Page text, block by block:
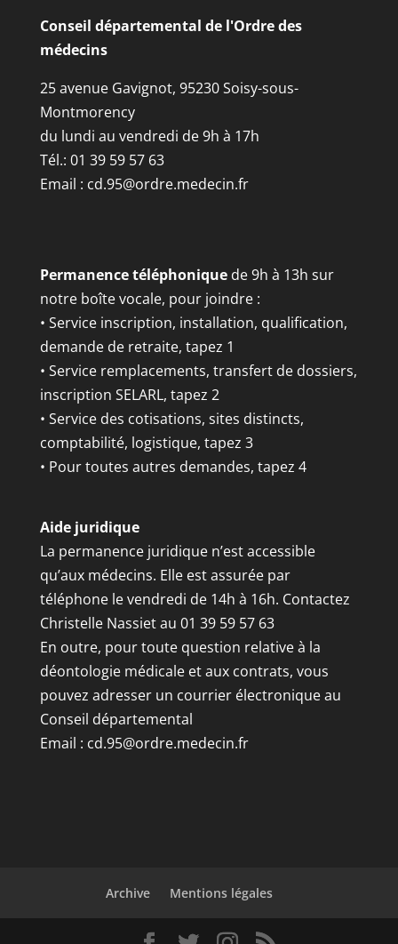
Conseil départemental de l'Ordre des
médecins
25 avenue Gavignot, 95230 Soisy-sous-
Montmorency
du lundi au vendredi de 9h à 17h
Tél.: 01 39 59 57 63
Email : cd.95@ordre.medecin.fr
Permanence téléphoniquede 9h à 13h sur
notre boîte vocale, pour joindre :
• Service inscription, installation, qualification,
demande de retraite, tapez 1
• Service remplacements, transfert de dossiers,
inscription SELARL, tapez 2
• Service des cotisations, sites distincts,
comptabilité, logistique, tapez 3
• Pour toutes autres demandes, tapez 4
Aide juridique
La permanence juridique n’est accessible
qu’aux médecins. Elle est assurée par
téléphone le vendredi de 14h à 16h. Contactez
Christelle Nassiet au 01 39 59 57 63
En outre, pour toute question relative à la
déontologie médicale et aux contrats, vous
pouvez adresser un courrier électronique au
Conseil départemental
Email : cd.95@ordre.medecin.fr
Archive Mentions légales